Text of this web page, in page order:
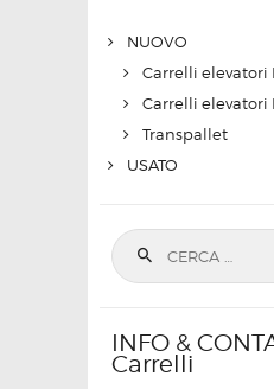
NUOVO
Carrelli elevatori
Carrelli elevatori
Transpallet
USATO
Ricerca per:
INFO &
Carrelli